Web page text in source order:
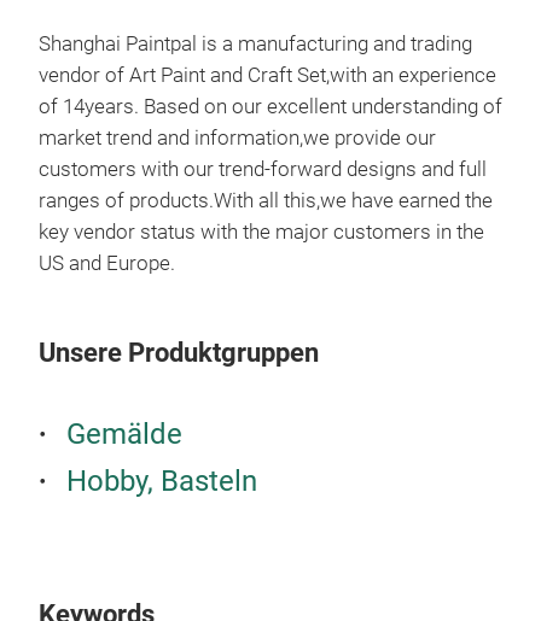
Shanghai Paintpal is a manufacturing and trading
vendor of Art Paint and Craft Set,with an experience
of 14years. Based on our excellent understanding of
market trend and information,we provide our
customers with our trend-forward designs and full
ranges of products.With all this,we have earned the
key vendor status with the major customers in the
US and Europe.
Unsere Produktgruppen
Gemälde
Hobby, Basteln
Keywords